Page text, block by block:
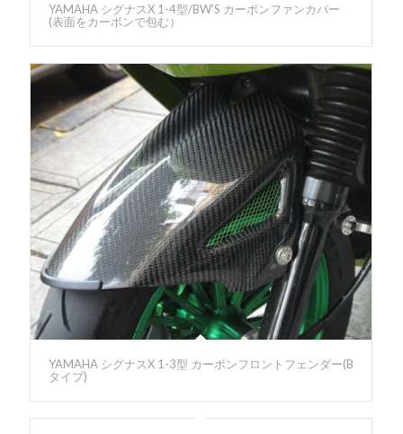
YAMAHA シグナスX 1-4型/BW’S カーボンファンカバー
(表面をカーボンで包む）
YAMAHA シグナスX 1-3型 カーボンフロントフェンダー(B
タイプ)